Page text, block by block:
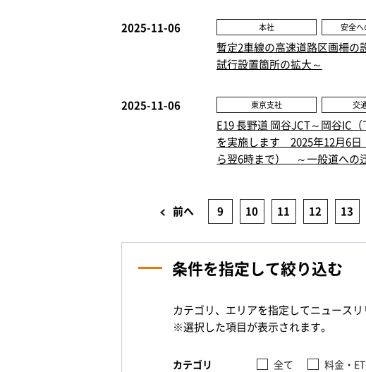
2025-11-06 本社 安全
暫定2車線の高速道路区画柵
試行設置箇所の拡大～
2025-11-06 東京支社 交
E19 長野道 岡谷JCT～岡谷IC
を実施します 2025年12月6日
ら翌6時まで） ～一般道への
前へ 9 10 11 12 13
条件を指定して絞り込む
カテゴリ、エリアを指定してニュース
※選択した項目が表示されます。
カテゴリ 全て 料金・